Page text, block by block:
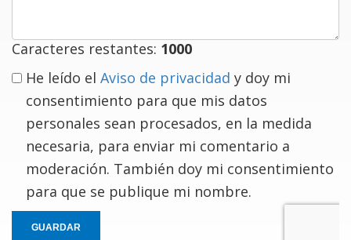
Caracteres restantes: 1000
He leído el Aviso de privacidad y doy mi
consentimiento para que mis datos
personales sean procesados, en la medida
necesaria, para enviar mi comentario a
moderación. También doy mi consentimiento
para que se publique mi nombre.
GUARDAR